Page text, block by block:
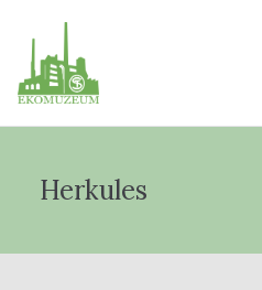
Jana
Herkules